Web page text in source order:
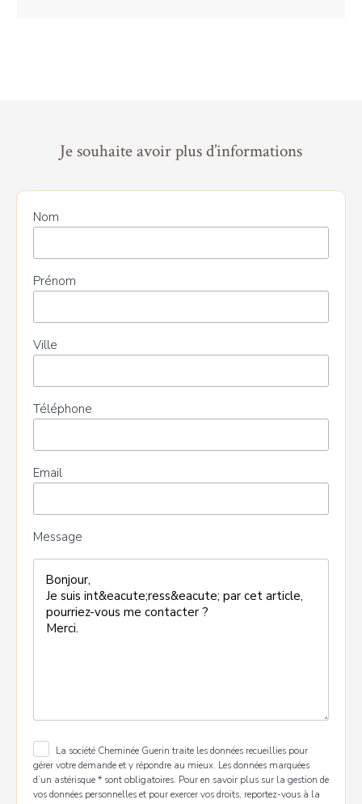
Je souhaite avoir plus d’informations
Nom
Prénom
Ville
Téléphone
Email
Message
La société Cheminée Guerin traite les données recueillies pour
gérer votre demande et y répondre au mieux. Les données marquées
d’un astérisque * sont obligatoires. Pour en savoir plus sur la gestion de
vos données personnelles et pour exercer vos droits, reportez-vous à la